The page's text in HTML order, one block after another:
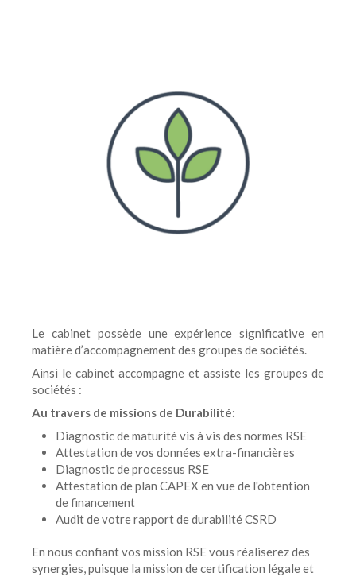
Le cabinet possède une expérience significative en
matière d’accompagnement des groupes de sociétés.
Ainsi le cabinet accompagne et assiste les groupes de
sociétés :
Au travers de missions de Durabilité:
Diagnostic de maturité vis à vis des normes RSE
Attestation de vos données extra-financières
Diagnostic de processus RSE
Attestation de plan CAPEX en vue de l'obtention
de financement
Audit de votre rapport de durabilité CSRD
En nous confiant vos mission RSE vous réaliserez des
synergies, puisque la mission de certification légale et